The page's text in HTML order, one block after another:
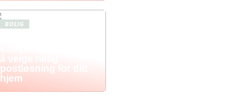
BOLIG
å velge riktig
postløsning for ditt
hjem